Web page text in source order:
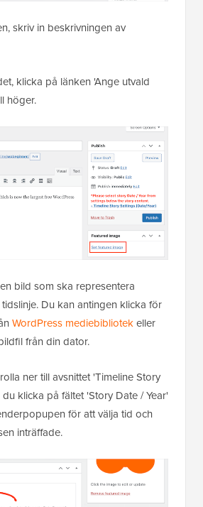
skriv in beskrivningen av
klicka på länken 'Ange utvald
höger.
bild som ska representera
Du kan antingen klicka för
WordPress mediebibliotekeller
från din dator.
ner till avsnittet 'Timeline Story
klicka på fältet 'Story Date / Year'
för att välja tid och
inträffade.